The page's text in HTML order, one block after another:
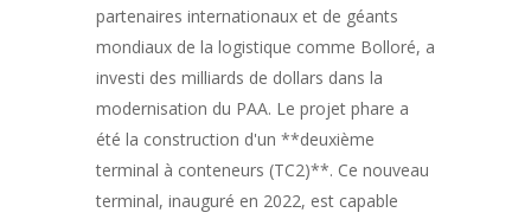
partenaires internationaux et de géants
mondiaux de la logistique comme Bolloré, a
investi des milliards de dollars dans la
modernisation du PAA. Le projet phare a
été la construction d'un **deuxième
terminal à conteneurs (TC2)**. Ce nouveau
terminal, inauguré en 2022, est capable